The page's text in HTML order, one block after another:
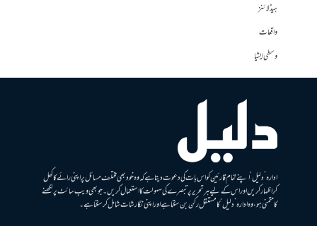
ہیڈلائنز
واقعات
وسطی ایشیا
ادارہ ’دلیل‘ اپنے تمام قارئین کو اس بات کی دعوت دیتا ہے کہ وہ خود بھی مختلف مسائل پر اپنی رائے کا کھل
کر اظہار کریں اور اس کے لیے ہر تحریر پر تبصرے کی سہولت کا استعمال کریں۔ جو بھی ویب سائٹ پر لکھنے
کا متمنی ہو، وہ ادارہ ’دلیل‘ کا مستقل رکن بن سکتا ہے اور اپنی نگارشات شامل کرسکتا ہے۔